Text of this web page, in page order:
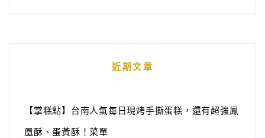
近期文章
【掌糕點】台南人氣每日現烤手撕蛋糕，還有超強鳳
凰酥、蛋黃酥！菜單